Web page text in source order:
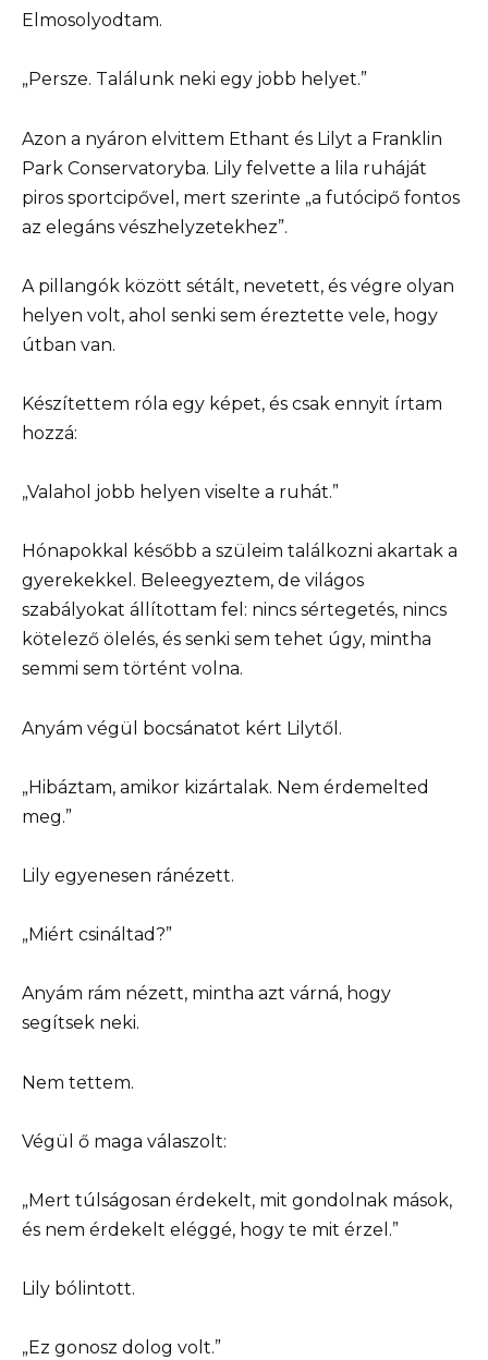
Elmosolyodtam.
„Persze. Találunk neki egy jobb helyet.”
Azon a nyáron elvittem Ethant és Lilyt a Franklin
Park Conservatoryba. Lily felvette a lila ruháját
piros sportcipővel, mert szerinte „a futócipő fontos
az elegáns vészhelyzetekhez”.
A pillangók között sétált, nevetett, és végre olyan
helyen volt, ahol senki sem éreztette vele, hogy
útban van.
Készítettem róla egy képet, és csak ennyit írtam
hozzá:
„Valahol jobb helyen viselte a ruhát.”
Hónapokkal később a szüleim találkozni akartak a
gyerekekkel. Beleegyeztem, de világos
szabályokat állítottam fel: nincs sértegetés, nincs
kötelező ölelés, és senki sem tehet úgy, mintha
semmi sem történt volna.
Anyám végül bocsánatot kért Lilytől.
„Hibáztam, amikor kizártalak. Nem érdemelted
meg.”
Lily egyenesen ránézett.
„Miért csináltad?”
Anyám rám nézett, mintha azt várná, hogy
segítsek neki.
Nem tettem.
Végül ő maga válaszolt:
„Mert túlságosan érdekelt, mit gondolnak mások,
és nem érdekelt eléggé, hogy te mit érzel.”
Lily bólintott.
„Ez gonosz dolog volt.”